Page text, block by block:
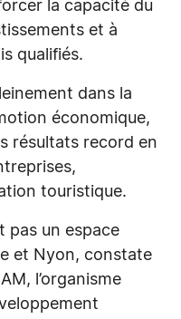
la capacité du
et à
qualifiés.
dans la
économique,
résultats record en
touristique.
pas un espace
et Nyon, constate
l’organisme